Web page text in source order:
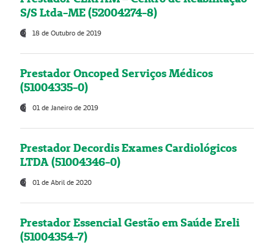
S/S Ltda-ME (52004274-8)
18 de Outubro de 2019
Prestador Oncoped Serviços Médicos
(51004335-0)
01 de Janeiro de 2019
Prestador Decordis Exames Cardiológicos
LTDA (51004346-0)
01 de Abril de 2020
Prestador Essencial Gestão em Saúde Ereli
(51004354-7)